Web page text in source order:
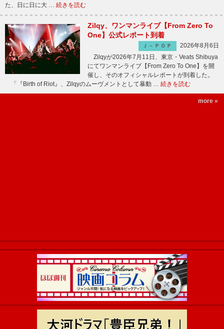
た、日に日に大 … 続きを読む
Zilqy、ワンマンライブ【From Zero To
One】公式レポート到着
Ｊ－ＰＯＰ
2026年8月6日
Zilqyが2026年7月11日、東京・Veats Shibuya
にてワンマンライブ【From Zero To One】を開
催し、そのオフィシャルレポートが到着した。
「『Birth of Riot』、Zilqyのムーヴメントとして暴動 … 続きを読む
more »